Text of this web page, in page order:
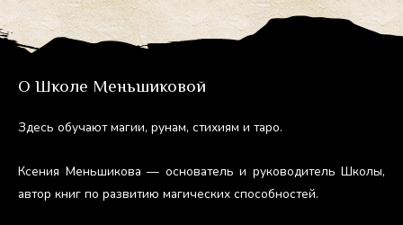
О Школе Меньшиковой
Здесь обу­ча­ют ма­гии, ру­нам, сти­хи­ям и та­ро.
Ксе­ния Мень­ши­кова — ос­но­ватель и ру­ково­дитель Шко­лы,
ав­тор книг по раз­ви­тию ма­гичес­ких спо­соб­ностей.